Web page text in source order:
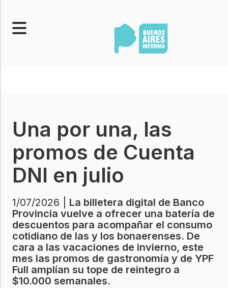
Legislatura
Municipios
Contacto
Una por una, las
promos de Cuenta
DNI en julio
1/07/2026 | La billetera digital de Banco
Provincia vuelve a ofrecer una batería de
descuentos para acompañar el consumo
cotidiano de las y los bonaerenses. De
cara a las vacaciones de invierno, este
mes las promos de gastronomía y de YPF
Full amplían su tope de reintegro a
$10.000 semanales.